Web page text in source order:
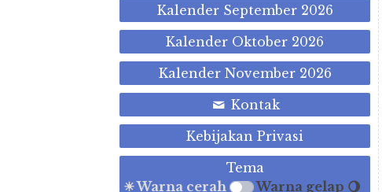
Kalender September 2026
Kalender Oktober 2026
Kalender November 2026
Kontak
Kebijakan Privasi
Tema
☀ Warna cerah
Warna gelap 🌖